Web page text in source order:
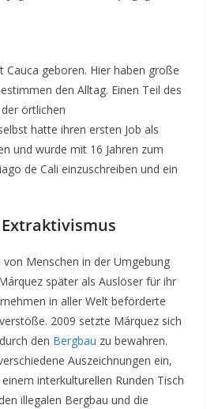
geboren. Hier haben große
den Alltag. Einen Teil des
örtlichen
hatte ihren ersten Job als
und wurde mit 16 Jahren zum
de Cali einzuschreiben und ein
Menschen in der Umgebung
später als Auslöser für ihr
in aller Welt beförderte
2009 setzte Márquez sich
den Bergbau zu bewahren.
Auszeichnungen ein,
interkulturellen Runden Tisch
illegalen Bergbau und die